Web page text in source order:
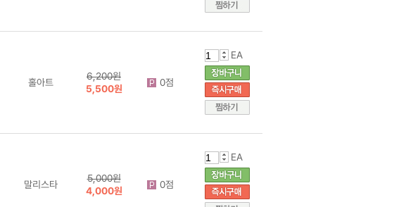
홀아트
6,200원
5,500원
0점
EA
말리스타
5,000원
4,000원
0점
EA